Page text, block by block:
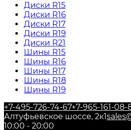
Диски R15
Диски R16
Диски R17
Диски R19
Диски R21
Шины R15
Шины R16
Шины R17
Шины R18
Шины R19
+7-495-726-74-67+7-965-161-08-
Алтуфьевское шоссе, 2к1
10:00 - 20:00